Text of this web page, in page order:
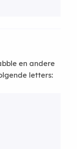
en andere
letters: